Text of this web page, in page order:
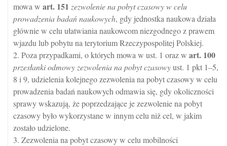
mowa w art. 151 zezwolenie na pobyt czasowy w celu
prowadzenia badań naukowych, gdy jednostka naukowa działa
głównie w celu ułatwiania naukowcom niezgodnego z prawem
wjazdu lub pobytu na terytorium Rzeczypospolitej Polskiej.
2. Poza przypadkami, o których mowa w ust. 1 oraz w art. 100
przesłanki odmowy zezwolenia na pobyt czasowyust. 1 pkt 1–5,
8 i 9, udzielenia kolejnego zezwolenia na pobyt czasowy w celu
prowadzenia badań naukowych odmawia się, gdy okoliczności
sprawy wskazują, że poprzedzające je zezwolenie na pobyt
czasowy było wykorzystane w innym celu niż cel, w jakim
zostało udzielone.
3. Zezwolenia na pobyt czasowy w celu mobilności